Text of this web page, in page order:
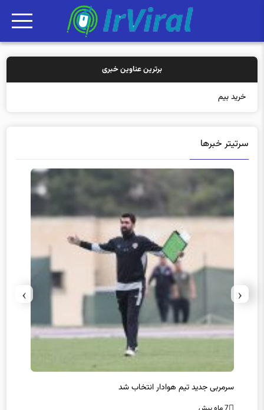
برترین عناوین خبری
خرید بیمه: سنتی
سرتیتر خبرها
سرمربی جدید تیم هوادار انتخاب شد
‹
›